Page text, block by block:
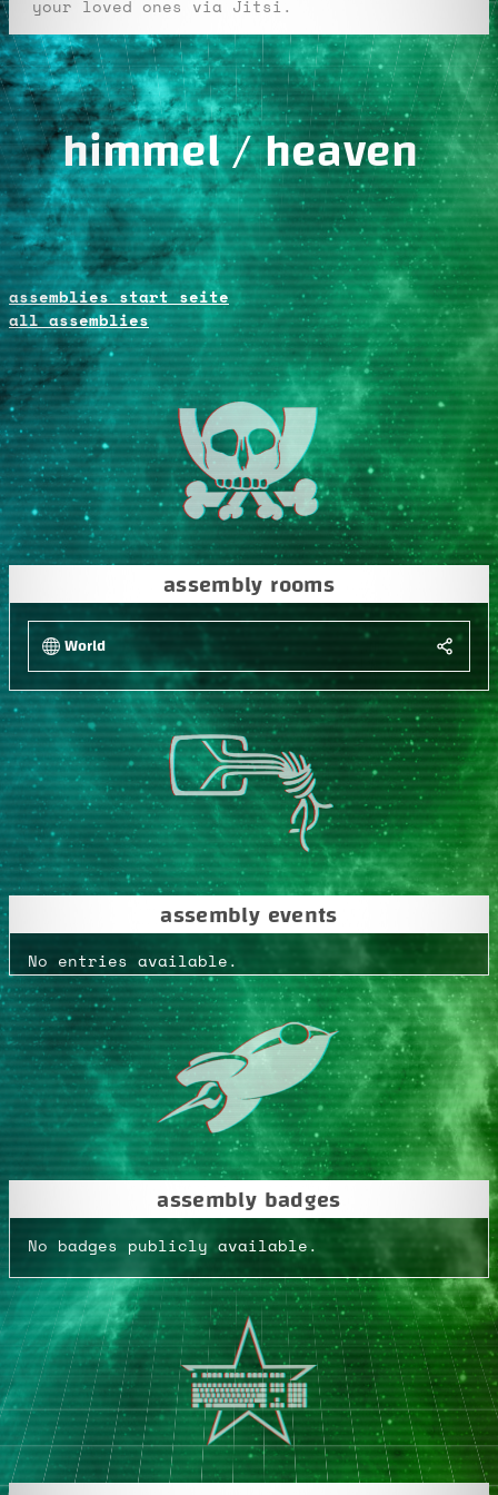
your loved ones via Jitsi.
himmel / heaven
assemblies start seite
all assemblies
assembly rooms
World
assembly events
No entries available.
assembly badges
No badges publicly available.